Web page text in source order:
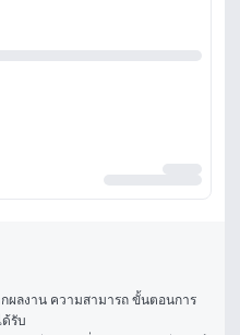
ผลงาน ความสามารถ ขั้นตอนการ
รับ